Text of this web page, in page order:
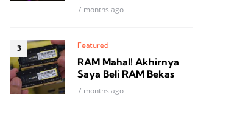
7 months ago
Featured
RAM Mahal! Akhirnya
Saya Beli RAM Bekas
7 months ago